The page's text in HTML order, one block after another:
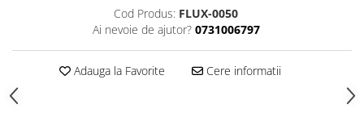
Filtre antibacteriene si antivirale
Cod Produs: FLUX-0050
Ai nevoie de ajutor? 0731006797
Adauga la Favorite Cere informatii